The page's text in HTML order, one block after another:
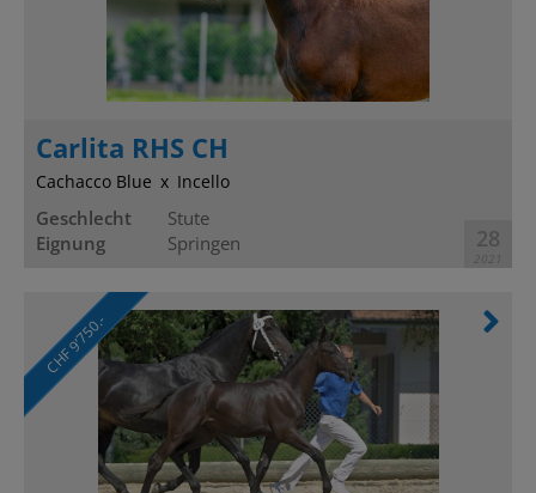
Carlita RHS CH
Cachacco Blue Incello
Geschlecht
Stute
Eignung
Springen 28
CHF 9’750.-